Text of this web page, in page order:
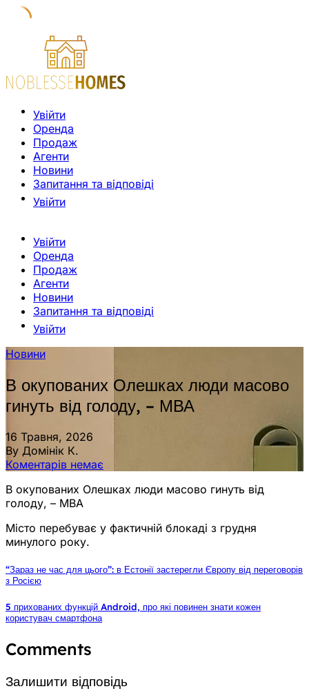
Увійти
Оренда
Продаж
Агенти
Новини
Запитання та відповіді
Увійти
Увійти
Оренда
Продаж
Агенти
Новини
Запитання та відповіді
Увійти
Новини
В окупованих Олешках люди масово
гинуть від голоду, – МВА
16 Травня, 2026
By Домінік К.
Коментарів немає
В окупованих Олешках люди масово гинуть від
голоду, – МВА
Місто перебуває у фактичній блокаді з грудня
минулого року.
“Зараз не час для цього”: в Естонії застерегли Європу від переговорів
з Росією
5 прихованих функцій Android, про які повинен знати кожен
користувач смартфона
Comments
Залишити відповідь